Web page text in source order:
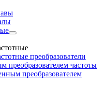
преобразователи
преобразователем частоты
преобразователем